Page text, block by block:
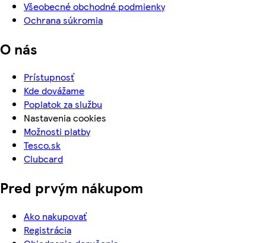
Všeobecné obchodné podmienky
Ochrana súkromia
O nás
Prístupnosť
Kde dovážame
Poplatok za službu
Nastavenia cookies
Možnosti platby
Tesco.sk
Clubcard
Pred prvým nákupom
Ako nakupovať
Registrácia